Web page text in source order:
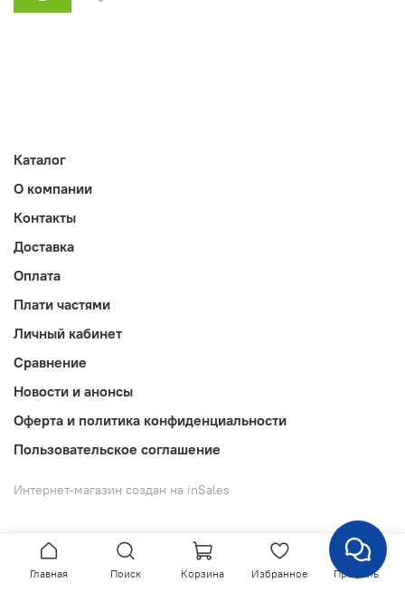
Каталог
О компании
Контакты
Доставка
Оплата
Плати частями
Личный кабинет
Сравнение
Новости и анонсы
Оферта и политика конфиденциальности
Пользовательское соглашение
Интернет-магазин создан на inSales
Главная Поиск Корзина Избранное Профиль